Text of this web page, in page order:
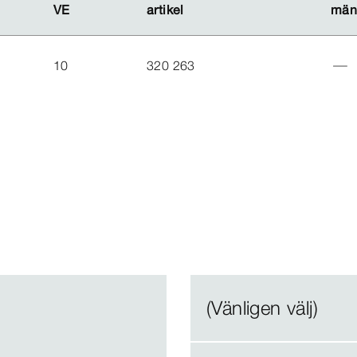
VE artikel
VE artikel
10 320 263
(Vänligen välj)